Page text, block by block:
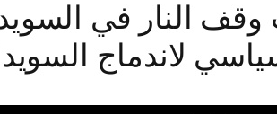
وقف النار في
لاندماج